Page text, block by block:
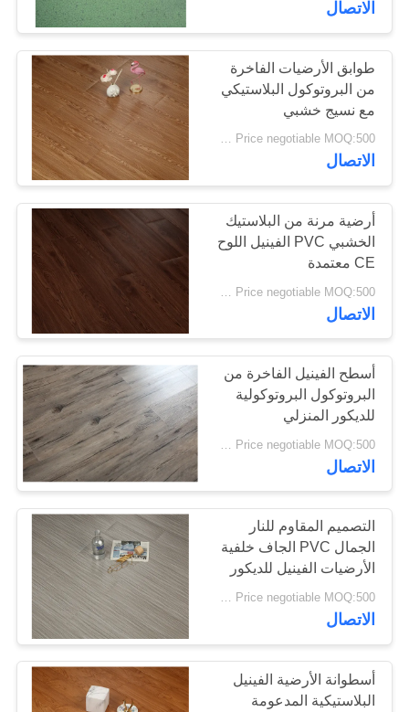
نظام النقر على
الفينيل أرضية
37
أرضية الفينيل
15
أرضيات الفينيل SPC
26
أرضيات الفينيل WPC
15
الاتصال
طوابق الأرضيات الفاخرة
من البروتوكول البلاستيكي
مع نسيج خشبي
Price negotiable MOQ:500 متر مربع
الاتصال
أرضية مرنة من البلاستيك
الخشبي PVC الفينيل اللوح
CE معتمدة
الاتصال
أسطح الفينيل الفاخرة من
البروتوكول البروتوكولية
للديكور المنزلي
Price negotiable MOQ:500 متر مربع
الاتصال
التصميم المقاوم للنار
الجمال PVC الجاف خلفية
الأرضيات الفينيل للديكور
السكني
Price negotiable MOQ:500 متر مربع
الاتصال
أسطوانة الأرضية الفينيل
البلاستيكية المدعومة